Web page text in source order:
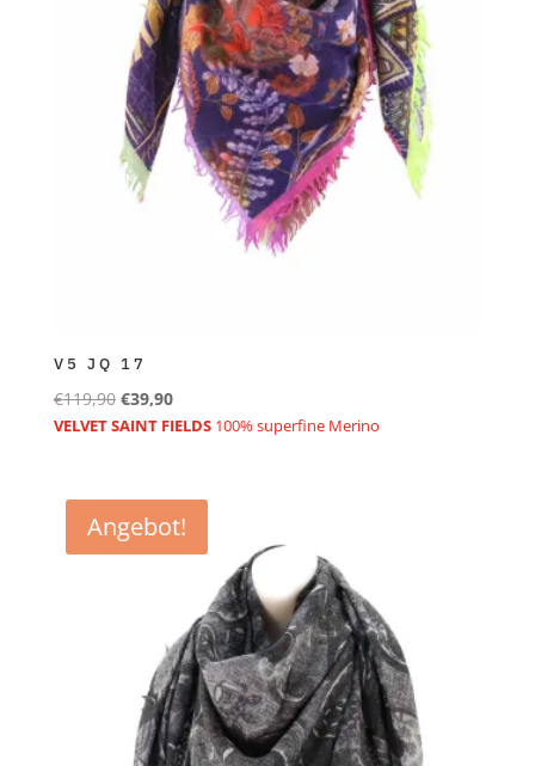
V5 JQ 17
€119,90 Ursprünglicher
Preis
€39,90Aktueller
Preis
VELVET SAINT FIELDS 100% superfine Merino
Angebot!